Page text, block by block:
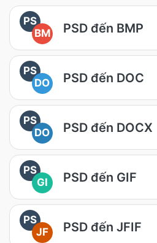
PS
BM
PSD đến BMP
PS
DO
PSD đến DOC
PS
DO
PSD đến DOCX
PS
GI
PSD đến GIF
PS
JF
PSD đến JFIF